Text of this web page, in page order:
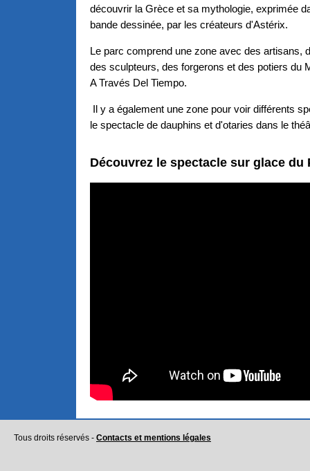
découvrir la Grèce et sa mythologie, exprimée
bande dessinée, par les créateurs d'Astérix.
Le parc comprend une zone avec des artisans,
des sculpteurs, des forgerons et des potiers du
A Través Del Tiempo.
Il y a également une zone pour voir différents
le spectacle de dauphins et d'otaries dans le
Découvrez le spectacle sur glace du
Tous droits réservés - Contacts et mentions légales